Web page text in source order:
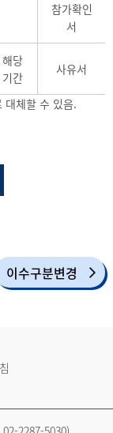
참가확인
서
해당
기간
사유서
대체할 수 있음.
이수구분변경